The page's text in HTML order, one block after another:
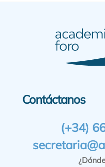
Contáctanos
(+34)